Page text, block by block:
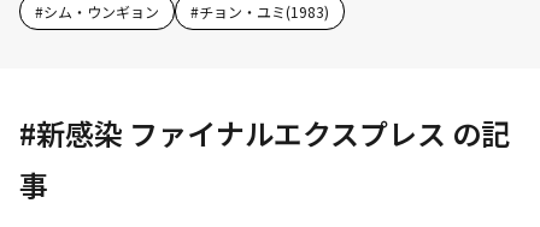
#シム・ウンギョン #チョン・ユミ(1983)
#新感染 ファイナルエクスプレス の記
事